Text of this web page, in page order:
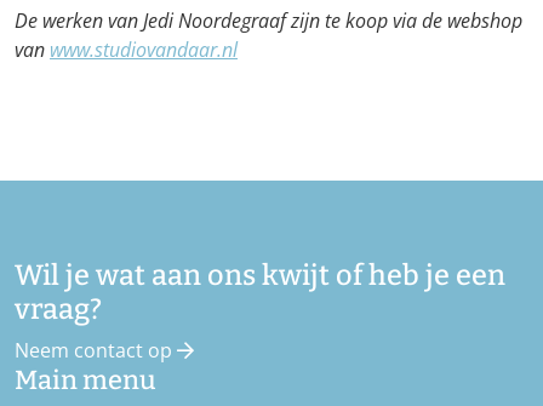
De werken van Jedi Noordegraaf zijn te koop via de webshop
van www.studiovandaar.nl
Wil je wat aan ons kwijt of heb je een
vraag?
Neem contact op
Main menu